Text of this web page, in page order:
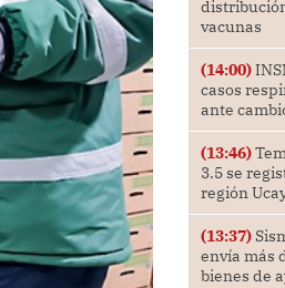
vacunas
(14:00)
casos
ante
(13:46)
3.5 se
región
(13:37)
envía más
bienes de